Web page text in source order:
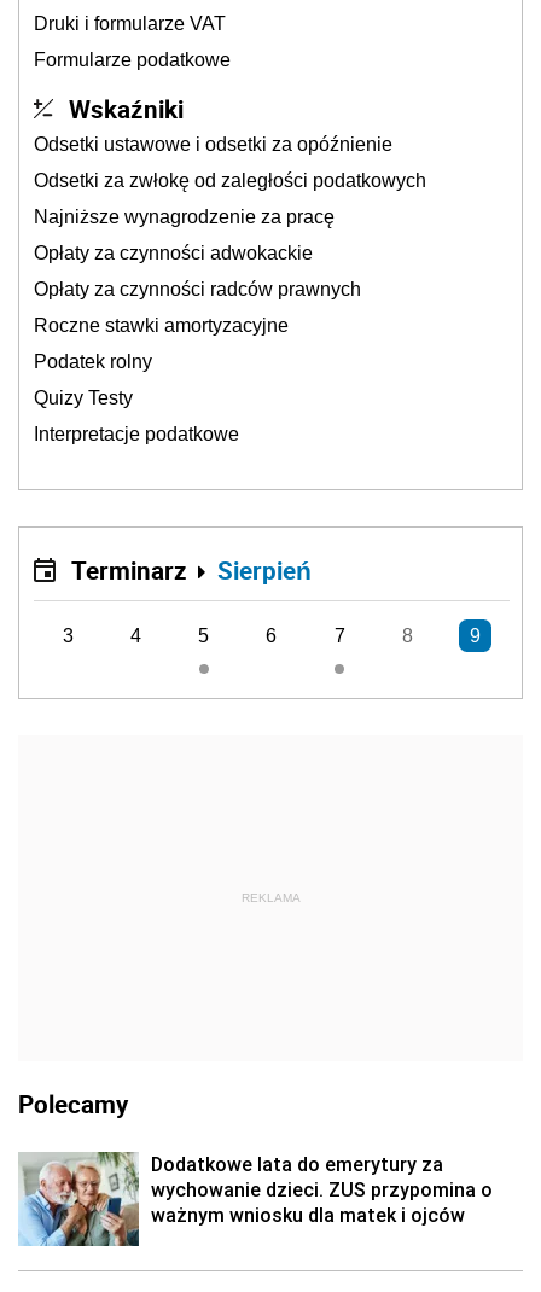
Druki i formularze VAT
Formularze podatkowe
Wskaźniki
Odsetki ustawowe i odsetki za opóźnienie
Odsetki za zwłokę od zaległości podatkowych
Najniższe wynagrodzenie za pracę
Opłaty za czynności adwokackie
Opłaty za czynności radców prawnych
Roczne stawki amortyzacyjne
Podatek rolny
Quizy Testy
Interpretacje podatkowe
Terminarz Sierpień
3 4 5 6 7 8 9
REKLAMA
Polecamy
Dodatkowe lata do emerytury za
wychowanie dzieci. ZUS przypomina o
ważnym wniosku dla matek i ojców